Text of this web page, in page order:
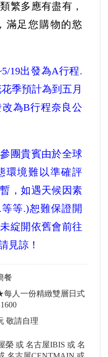
繁多應有盡有，
滿足您購物的慾
19出發為A行程.
季預計為到五月
為B行程奈良公
團貴賓由於全球
環境難以準確評
，如遇天候因素
等.)恕難保證開
綻開依舊會前往
見諒！
餐
人一份精緻雙層日式
敬請自理
榮 或 名古屋IBIS 或 名